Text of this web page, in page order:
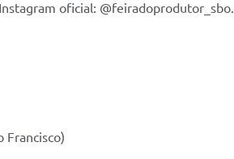
oficial: @feiradoprodutor_sbo.
Francisco)